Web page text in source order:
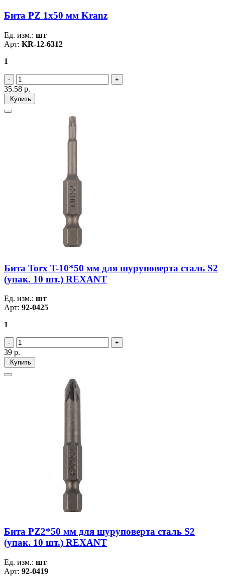
Бита PZ 1x50 мм Kranz
Ед. изм.: шт
Арт: KR-12-6312
1
35.58 р.
Купить
Бита Torx T-10*50 мм для шуруповерта сталь S2
(упак. 10 шт.) REXANT
Ед. изм.: шт
Арт: 92-0425
1
39 р.
Купить
Бита PZ2*50 мм для шуруповерта сталь S2
(упак. 10 шт.) REXANT
Ед. изм.: шт
Арт: 92-0419